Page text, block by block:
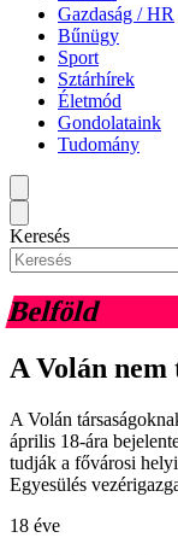
Gazdaság / HR
Bűnügy
Sport
Sztárhírek
Életmód
Gondolataink
Tudomány
Keresés
Belföld
A Volán
A Volán
április 18-ára
tudják a fővárosi
Egyesülés
18 éve